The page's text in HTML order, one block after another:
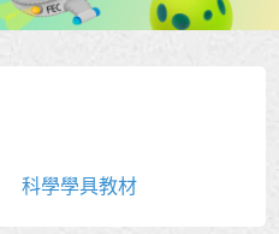
科學學具教材